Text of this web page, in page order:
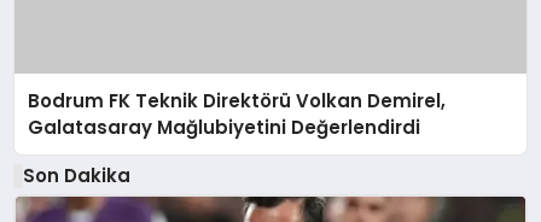
Bodrum FK Teknik Direktörü Volkan Demirel,
Galatasaray Mağlubiyetini Değerlendirdi
Son Dakika